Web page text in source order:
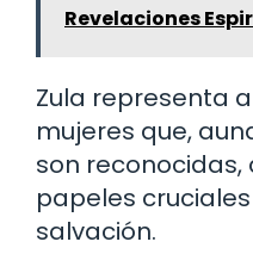
Revelaciones
Zula representa
mujeres que,
son
papeles
salvación.